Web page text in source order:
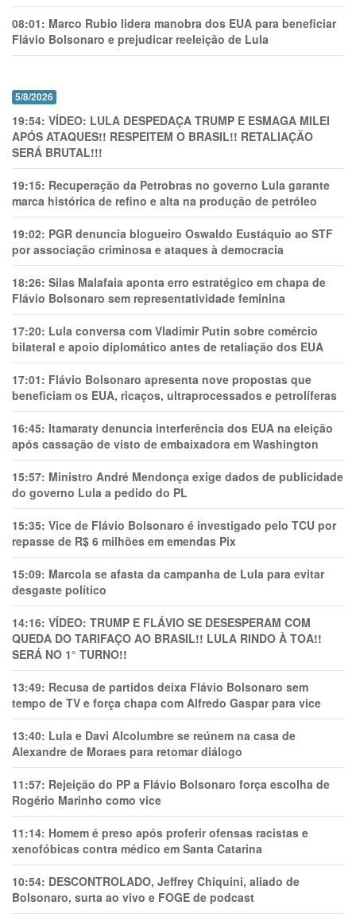
08:01: Marco Rubio lidera manobra dos EUA para beneficiar
Flávio Bolsonaro e prejudicar reeleição de Lula
5/8/2026
19:54: VÍDEO: LULA DESPEDAÇA TRUMP E ESMAGA MILEI
APÓS ATAQUES!! RESPEITEM O BRASIL!! RETALIAÇÃO
SERÁ BRUTAL!!!
19:15: Recuperação da Petrobras no governo Lula garante
marca histórica de refino e alta na produção de petróleo
19:02: PGR denuncia blogueiro Oswaldo Eustáquio ao STF
por associação criminosa e ataques à democracia
18:26: Silas Malafaia aponta erro estratégico em chapa de
Flávio Bolsonaro sem representatividade feminina
17:20: Lula conversa com Vladimir Putin sobre comércio
bilateral e apoio diplomático antes de retaliação dos EUA
17:01: Flávio Bolsonaro apresenta nove propostas que
beneficiam os EUA, ricaços, ultraprocessados e petrolíferas
16:45: Itamaraty denuncia interferência dos EUA na eleição
após cassação de visto de embaixadora em Washington
15:57: Ministro André Mendonça exige dados de publicidade
do governo Lula a pedido do PL
15:35: Vice de Flávio Bolsonaro é investigado pelo TCU por
repasse de R$ 6 milhões em emendas Pix
15:09: Marcola se afasta da campanha de Lula para evitar
desgaste político
14:16: VÍDEO: TRUMP E FLÁVIO SE DESESPERAM COM
QUEDA DO TARIFAÇO AO BRASIL!! LULA RINDO À TOA!!
SERÁ NO 1° TURNO!!
13:49: Recusa de partidos deixa Flávio Bolsonaro sem
tempo de TV e força chapa com Alfredo Gaspar para vice
13:40: Lula e Davi Alcolumbre se reúnem na casa de
Alexandre de Moraes para retomar diálogo
11:57: Rejeição do PP a Flávio Bolsonaro força escolha de
Rogério Marinho como vice
11:14: Homem é preso após proferir ofensas racistas e
xenofóbicas contra médico em Santa Catarina
10:54: DESCONTROLADO, Jeffrey Chiquini, aliado de
Bolsonaro, surta ao vivo e FOGE de podcast